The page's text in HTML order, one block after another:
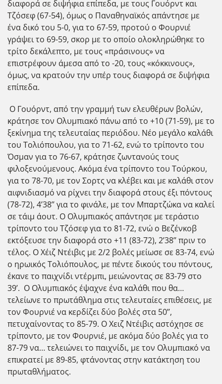
διαφορά σε διψήφια επίπεδα, με τους Γουόρντ και
Τζόσεφ (67-54), όμως ο Παναθηναϊκός απάντησε με
ένα δικό του 5-0, για το 67-59, προτού ο Φουρνιέ
γράψει το 69-59, σκορ με το οποίο ολοκληρώθηκε το
τρίτο δεκάλεπτο, με τους «πράσινους» να
επιστρέφουν άμεσα από το -20, τους «κόκκινους»,
όμως, να κρατούν την υπέρ τους διαφορά σε διψήφια
επίπεδα.
Ο Γουόρντ, από την γραμμή των ελευθέρων βολών,
κράτησε τον Ολυμπιακό πάνω από το +10 (71-59), με το
ξεκίνημα της τελευταίας περιόδου. Νέο μεγάλο καλάθι
του Τολιόπουλου, για το 71-62, ενώ το τρίποντο του
Όσμαν για το 76-67, κράτησε ζωντανούς τους
φιλοξενούμενους. Ακόμα ένα τρίποντο του Τούρκου,
για το 78-70, με τον Σορτς να κλέβει και με καλάθι στον
αιφνιδιασμό να ρίχνει την διαφορά στους έξι πόντους
(78-72), 4’38’’ για το φινάλε, με τον Μπαρτζώκα να καλεί
σε τάιμ άουτ. Ο Ολυμπιακός απάντησε με τεράστιο
τρίποντο του Τζόσεφ για το 81-72, ενώ ο Βεζένκοβ
εκτόξευσε την διαφορά στο +11 (83-72), 2’38’’ πριν το
τέλος. Ο Χέιζ Ντέιβις με 2/2 βολές μείωσε σε 83-74, ενώ
ο ηρωικός Τολιόπουλος, με πέντε δικούς του πόντους,
έκανε το παιχνίδι ντέρμπι, μειώνοντας σε 83-79 στο
39’. Ο Ολυμπιακός έψαχνε ένα καλάθι που θα…
τελείωνε το πρωτάθλημα στις τελευταίες επιθέσεις, με
τον Φουρνιέ να κερδίζει δύο βολές στα 50’’,
πετυχαίνοντας το 85-79. Ο Χειζ Ντέιβις αστόχησε σε
τρίποντο, με τον Φουρνιέ, με ακόμα δύο βολές για το
87-79 να… τελειώνει το παιχνίδι, με τον Ολυμπιακό να
επικρατεί με 89-85, φτάνοντας στην κατάκτηση του
πρωταθλήματος.